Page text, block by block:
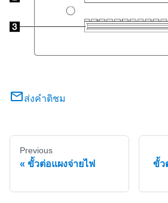
ส่งคำติชม
Previous
ขั้วต่อแผงจ่ายไฟ
ขั้ว